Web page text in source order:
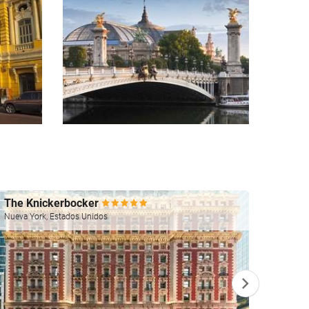
The Knickerbocker
Nueva York, Estados Unidos